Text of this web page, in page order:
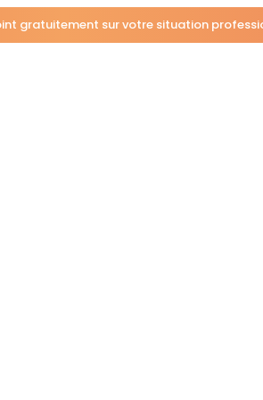
gratuitement sur votre situation